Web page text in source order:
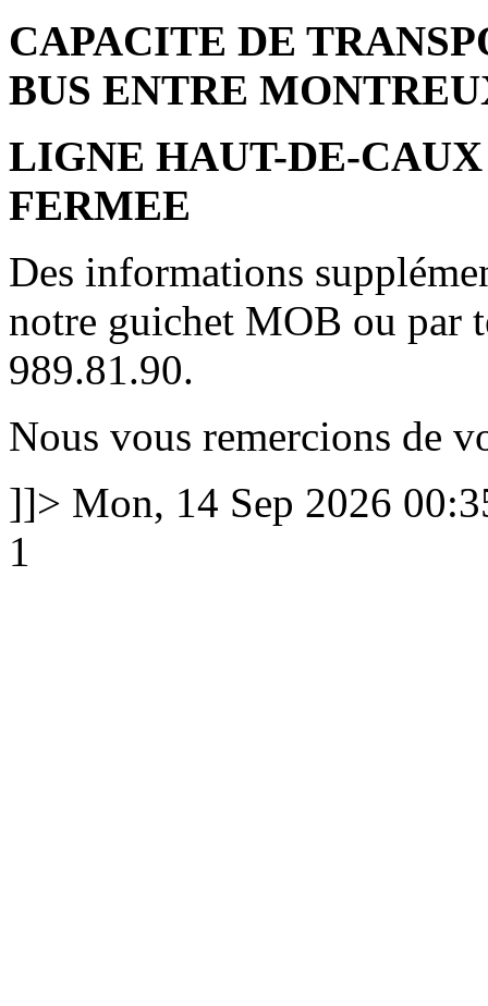
CAPACITE DE
BUS ENTRE
LIGNE HAUT-DE-
FERMEE
Des informations
notre guichet MOB ou par
989.81.90.
Nous vous remercions de
]]> Mon, 14 Sep 2026
1